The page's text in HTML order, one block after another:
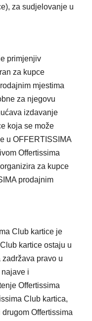
za sudjelovanje u
primjenjiv
za kupce
mjestima
za njegovu
izdavanje
koja se može
u OFFERTISSIMA
Offertissima
za kupce
prodajnim
Club kartice je
kartice ostaju u
pravo u
i
Offertissima
Club kartica,
Offertissima